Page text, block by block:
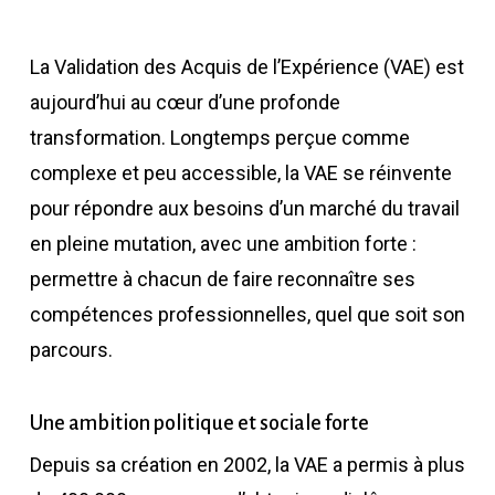
La Validation des Acquis de l’Expérience (VAE) est
aujourd’hui au cœur d’une profonde
transformation. Longtemps perçue comme
complexe et peu accessible, la VAE se réinvente
pour répondre aux besoins d’un marché du travail
en pleine mutation, avec une ambition forte :
permettre à chacun de faire reconnaître ses
compétences professionnelles, quel que soit son
parcours.
Une ambition politique et sociale forte
Depuis sa création en 2002, la VAE a permis à plus